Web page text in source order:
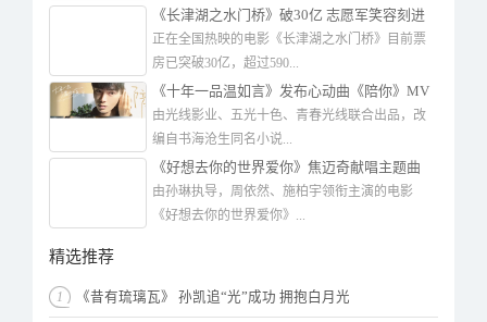
《长津湖之水门桥》破30亿 志愿军笑容刻进
观众心中
正在全国热映的电影《长津湖之水门桥》目前票
房已突破30亿，超过590...
《十年一品温如言》发布心动曲《陪你》MV
张郁梓演唱
由光线影业、五光十色、青春光线联合出品，改
编自书海沧生同名小说...
《好想去你的世界爱你》焦迈奇献唱主题曲
《今天也想见到你》
由孙琳执导，周依然、施柏宇领衔主演的电影
《好想去你的世界爱你》...
精选推荐
1 《昔有琉璃瓦》 孙凯追“光”成功 拥抱白月光